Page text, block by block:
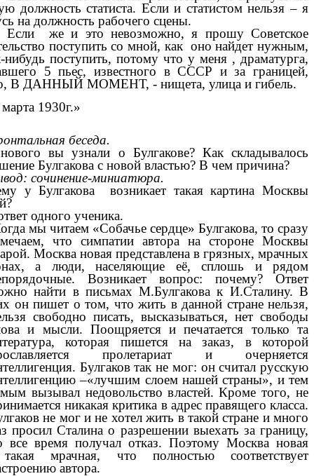
должность статиста. Если и статистом нельзя – я
на должность рабочего сцены.
же и это невозможно, я прошу Советское
поступить со мной, как оно найдет нужным,
нибудь поступить, потому что у меня , драматурга,
5 пьес, известного в СССР и за границей,
В ДАННЫЙ МОМЕНТ, - нищета, улица и гибель.
1930г.»
беседа.
вы узнали о Булгакове? Как складывалось
Булгакова с новой властью? В чем причина?
сочинение-миниатюра.
у Булгакова возникает такая картина Москвы
одного ученика.
мы читаем «Собачье сердце» Булгакова, то сразу
что симпатии автора на стороне Москвы
Москва новая представлена в грязных, мрачных
а люди, населяющие её, сплошь и рядом
Возникает вопрос: почему? Ответ
найти в письмах М.Булгакова к И.Сталину. В
он пишет о том, что жить в данной стране нельзя,
свободно писать, высказываться, нет свободы
и мысли. Поощряется и печатается только та
которая пишется на заказ, в которой
пролетариат и очерняется
Булгаков так не мог: он считал русскую
–«лучшим слоем нашей страны», и тем
вызывал недовольство властей. Кроме того, не
никакая критика в адрес правящего класса.
не мог и не хотел жить в такой стране и много
просил Сталина о разрешении выехать за границу,
все время получал отказ. Поэтому Москва новая
мрачная, что полностью соответствует
автора.